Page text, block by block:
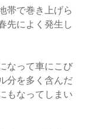
帯で巻き上げら
先によく発生し
なって車にこび
分を多く含んだ
もなってしまい